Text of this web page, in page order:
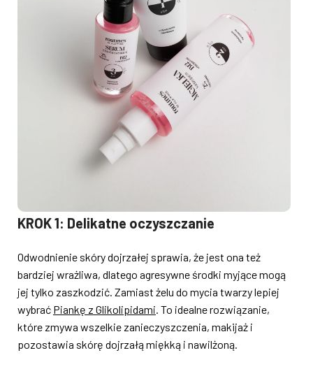
KROK 1: Delikatne oczyszczanie
Odwodnienie skóry dojrzałej sprawia, że jest ona też
bardziej wrażliwa, dlatego agresywne środki myjące mogą
jej tylko zaszkodzić. Zamiast żelu do mycia twarzy lepiej
wybrać Piankę z Glikolipidami. To idealne rozwiązanie,
które zmywa wszelkie zanieczyszczenia, makijaż i
pozostawia skórę dojrzałą miękką i nawilżoną.